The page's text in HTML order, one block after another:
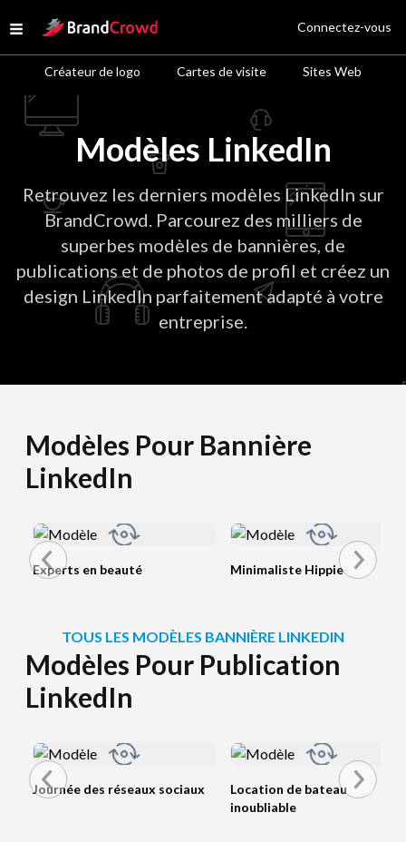
Open menu
Site Logo
Créateur de logo Cartes de visite Sites Web
Connectez-vous
Modèles LinkedIn
Retrouvez les derniers modèles LinkedIn sur
BrandCrowd. Parcourez des milliers de
superbes modèles de bannières, de
publications et de photos de profil et créez un
design LinkedIn parfaitement adapté à votre
entreprise.
Modèles Pour Bannière
LinkedIn
Experts en beauté Minimaliste Hippie
TOUS LES MODÈLES BANNIÈRE LINKEDIN
Modèles Pour Publication
LinkedIn
Journée des réseaux sociaux
Location de bateau
inoubliable